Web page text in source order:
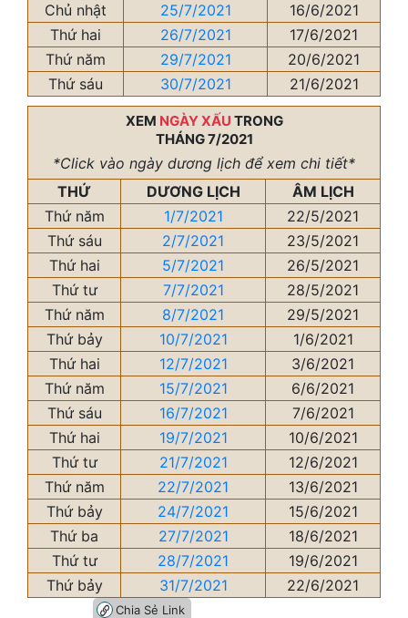
Chủ nhật
25/7/2021
16/6/2021
Thứ hai
26/7/2021
17/6/2021
Thứ năm
29/7/2021
20/6/2021
Thứ sáu
30/7/2021 21/6/2021
XEM NGÀY XẤU TRONG
THÁNG 7/2021
*Click vào ngày dương lịch để xem chi tiết*
THỨ
DƯƠNG LỊCH
ÂM LỊCH
Thứ năm
1/7/2021
22/5/2021
Thứ sáu
2/7/2021
23/5/2021
Thứ hai
5/7/2021
26/5/2021
Thứ tư
7/7/2021
28/5/2021
Thứ năm
8/7/2021
29/5/2021
Thứ bảy
10/7/2021
1/6/2021
Thứ hai
12/7/2021
3/6/2021
Thứ năm
15/7/2021
6/6/2021
Thứ sáu
16/7/2021
7/6/2021
Thứ hai
19/7/2021
10/6/2021
Thứ tư
21/7/2021
12/6/2021
Thứ năm
22/7/2021
13/6/2021
Thứ bảy
24/7/2021
15/6/2021
Thứ ba
27/7/2021
18/6/2021
Thứ tư
28/7/2021
19/6/2021
Thứ bảy
31/7/2021 22/6/2021
Chia Sẻ Link